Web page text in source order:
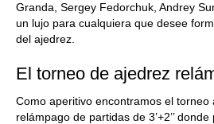
Granda, Sergey Fedorchuk, Andrey
un lujo para cualquiera que desee
del ajedrez.
El torneo de ajedrez
Como aperitivo encontramos el torneo
relámpago de partidas de 3’+2’’